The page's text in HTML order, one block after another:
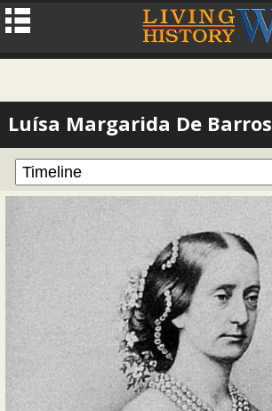
Luísa Margarida De Barros